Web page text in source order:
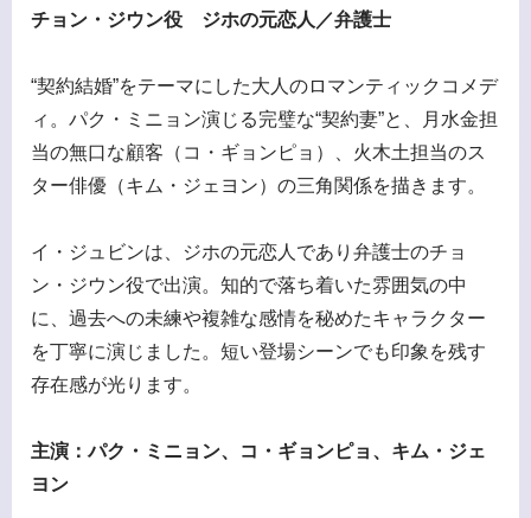
チョン・ジウン役 ジホの元恋人／弁護士
“契約結婚”をテーマにした大人のロマンティックコメデ
ィ。パク・ミニョン演じる完璧な“契約妻”と、月水金担
当の無口な顧客（コ・ギョンピョ）、火木土担当のス
ター俳優（キム・ジェヨン）の三角関係を描きます。
イ・ジュビンは、ジホの元恋人であり弁護士のチョ
ン・ジウン役で出演。知的で落ち着いた雰囲気の中
に、過去への未練や複雑な感情を秘めたキャラクター
を丁寧に演じました。短い登場シーンでも印象を残す
存在感が光ります。
主演：パク・ミニョン、コ・ギョンピョ、キム・ジェ
ヨン